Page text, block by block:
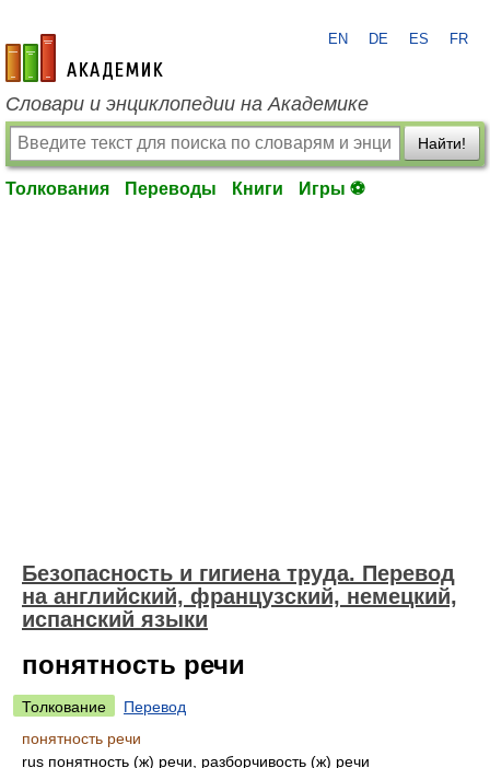
academic.ru
EN DE ES FR
Словари и энциклопедии на Академике
Найти!
Толкования Переводы Книги Игры ⚽
Безопасность и гигиена труда. Перевод
на английский, французский, немецкий,
испанский языки
понятность речи
Толкование
Перевод
понятность речи
rus понятность (ж) речи, разборчивость (ж) речи